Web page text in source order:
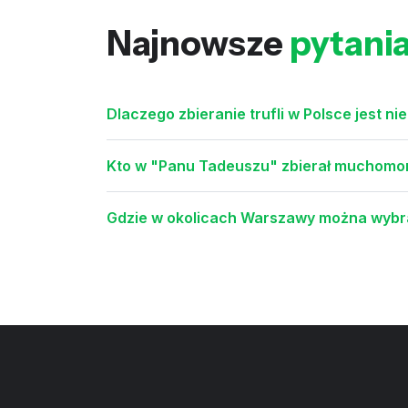
Najnowsze
Dlaczego zbieranie trufli w Polsce jest
Kto w "Panu Tadeuszu" zbierał
Gdzie w okolicach Warszawy można